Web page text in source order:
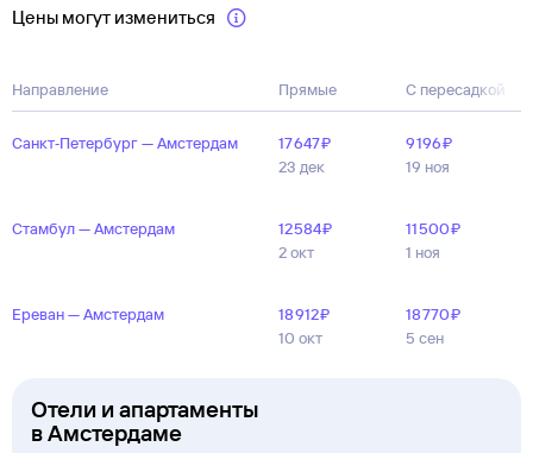
Цены могут измениться
Направление Прямые С пересадкой
Санкт‑Петербург — Амстердам
17 ⁠647 ⁠₽
23 дек
9 ⁠196 ⁠₽
19 ноя
Стамбул — Амстердам
12 ⁠584 ⁠₽
2 окт
11 ⁠500 ⁠₽
1 ноя
Ереван — Амстердам
18 ⁠912 ⁠₽
10 окт
18 ⁠770 ⁠₽
5 сен
Отели и апартаменты
в Амстердаме